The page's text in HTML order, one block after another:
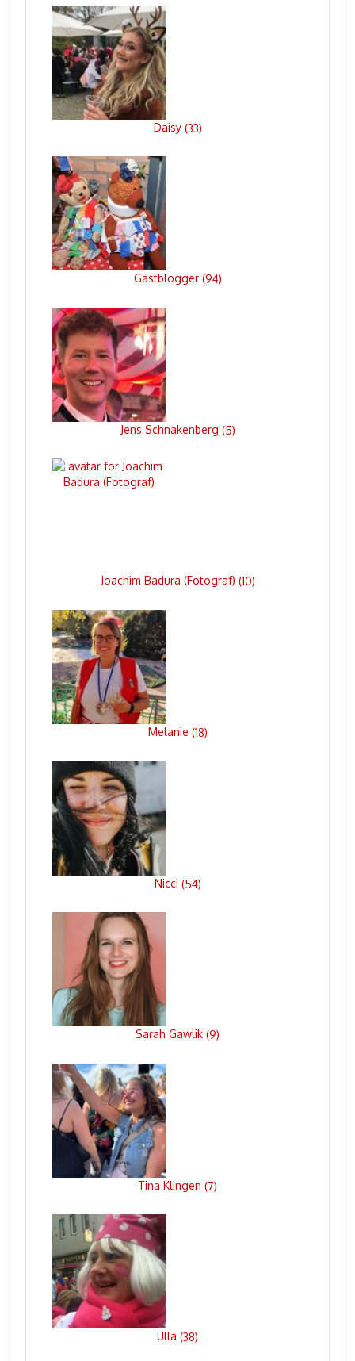
Daisy (33)
Gastblogger (94)
Jens Schnakenberg (5)
Joachim Badura (Fotograf) (10)
Melanie (18)
Nicci (54)
Sarah Gawlik (9)
Tina Klingen (7)
Ulla (38)